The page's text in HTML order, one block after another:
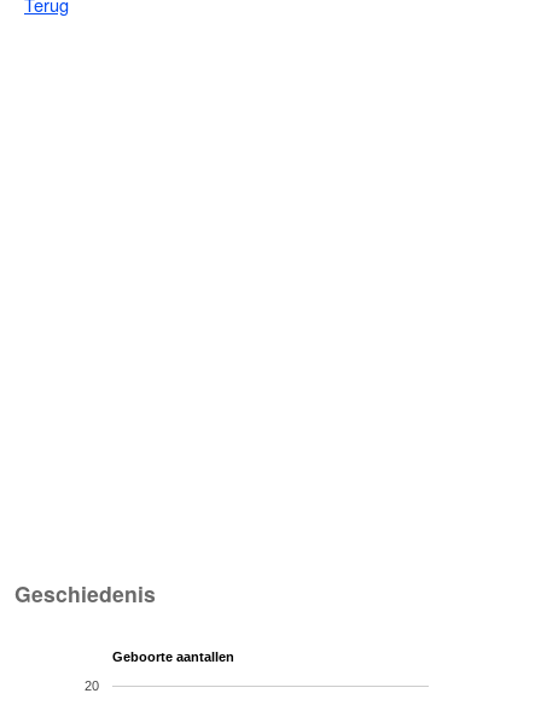
Geschiedenis
Geboorte aantallen
20